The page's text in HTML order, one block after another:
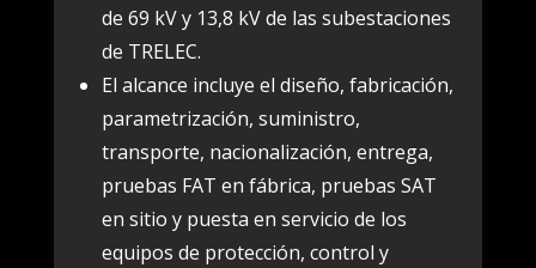
de 69 kV y 13,8 kV de las subestaciones
de TRELEC.
El alcance incluye el diseño, fabricación,
parametrización, suministro,
transporte, nacionalización, entrega,
pruebas FAT en fábrica, pruebas SAT
en sitio y puesta en servicio de los
equipos de protección, control y